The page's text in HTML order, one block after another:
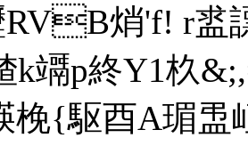
RVB焇'f! r
p終Y1杦
梚{駆酉A瑂